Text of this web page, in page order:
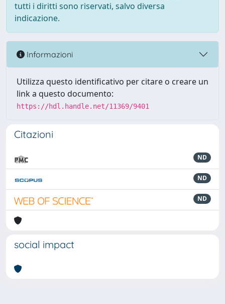
tutti i diritti sono riservati, salvo diversa
indicazione.
Informazioni
Utilizza questo identificativo per citare o creare un
link a questo documento:
https://hdl.handle.net/11369/9401
Citazioni
ND
ND
ND
social impact